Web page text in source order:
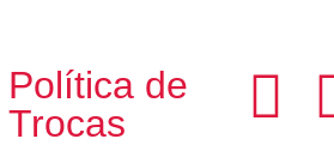
Política de
Trocas